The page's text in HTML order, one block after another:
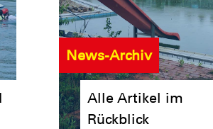
News-Archiv
Alle Artikel im
Rückblick